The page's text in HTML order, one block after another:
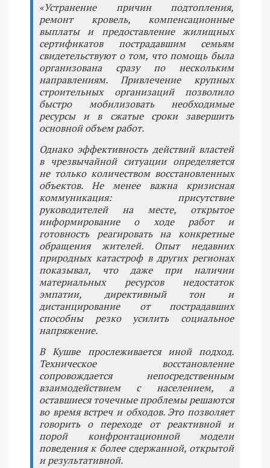
«Устранение причин подтопления,
ремонт кровель, компенсационные
выплаты и предоставление жилищных
сертификатов пострадавшим семьям
свидетельствуют о том, что помощь была
организована сразу по нескольким
направлениям. Привлечение крупных
строительных организаций позволило
быстро мобилизовать необходимые
ресурсы и в сжатые сроки завершить
основной объем работ.
Однако эффективность действий властей
в чрезвычайной ситуации определяется
не только количеством восстановленных
объектов. Не менее важна кризисная
коммуникация: присутствие
руководителей на месте, открытое
информирование о ходе работ и
готовность реагировать на конкретные
обращения жителей. Опыт недавних
природных катастроф в других регионах
показывал, что даже при наличии
материальных ресурсов недостаток
эмпатии, директивный тон и
дистанцирование от пострадавших
способны резко усилить социальное
напряжение.
В Кушве прослеживается иной подход.
Техническое восстановление
сопровождается непосредственным
взаимодействием с населением, а
оставшиеся точечные проблемы решаются
во время встреч и обходов. Это позволяет
говорить о переходе от реактивной и
порой конфронтационной модели
поведения к более сдержанной, открытой
и результативной.